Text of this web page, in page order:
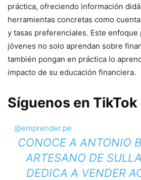
práctica, ofreciendo información
herramientas concretas como
y tasas preferenciales. Este
jóvenes no solo aprendan sobre
también pongan en práctica lo
impacto de su educación financiera.
Síguenos en TikTok
@emprender.pe
CONOCE A ANTONIO
ARTESANO DE
DEDICA A VENDER